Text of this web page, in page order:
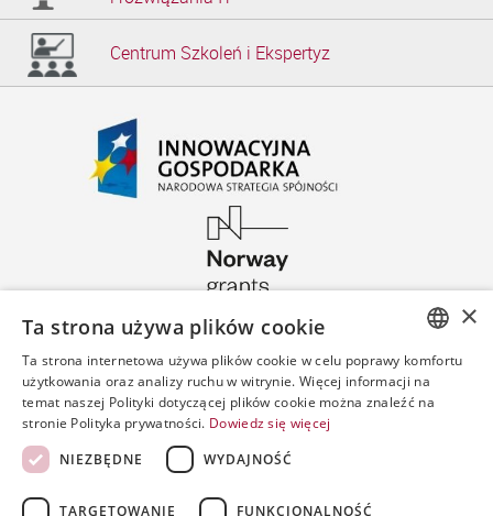
Centrum Szkoleń i Ekspertyz
ENGLISH
×
Ta strona używa plików cookie
Ta strona internetowa używa plików cookie w celu poprawy komfortu
użytkowania oraz analizy ruchu w witrynie. Więcej informacji na
temat naszej Polityki dotyczącej plików cookie można znaleźć na
stronie Polityka prywatności. Dowiedz się więcej
NIEZBĘDNE
WYDAJNOŚĆ
TARGETOWANIE FUNKCJONALNOŚĆ